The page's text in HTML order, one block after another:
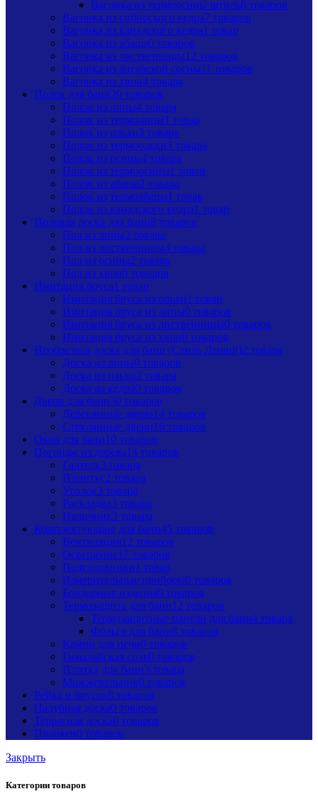
Вагонка из термоосины штиль8 товаров
Вагонка из сибирского кедра7 товаров
Вагонка из канадского кедра1 товар
Вагонка из абаша0 товаров
Вагонка из лиственницы12 товаров
Вагонка из ангарской сосны11 товаров
Вагонка из хвои4 товара
Полок для бани20 товаров
Полок из липы4 товара
Полок из термолипы1 товар
Полок из ольхи3 товара
Полок из термоольхи3 товара
Полок из осины4 товара
Полок из термоосины1 товар
Полок из абаша2 товара
Полок из термоабаша1 товар
Полок из канадского кедра1 товар
Половая доска для бани8 товаров
Пол из липы2 товара
Пол из лиственницы4 товара
Пол из осины2 товара
Пол из хвои0 товаров
Имитация бруса1 товар
Имитация бруса из ольхи1 товар
Имитация бруса из липы0 товаров
Имитация бруса из лиственницы0 товаров
Имитация бруса из хвои0 товаров
Необрезная доска для бани (Стиль Леший)2 товара
Доска из липы0 товаров
Доска из ольхи2 товара
Доска из кедра0 товаров
Двери для бани30 товаров
Деревянные двери14 товаров
Стеклянные двери16 товаров
Окна для бани10 товаров
Погонаж из дерева14 товаров
Галтель3 товара
Плинтус2 товара
Уголок3 товара
Раскладка3 товара
Наличник3 товара
Комплектующие для бани45 товаров
Вентиляция12 товаров
Освещение17 товаров
Подголовники1 товар
Измерительные приборы0 товаров
Бондарные изделия0 товаров
Термозащита для бани12 товаров
Термозащитные панели для бани4 товара
Фольга для бани8 товаров
Камни для печи0 товаров
Гималайская соль0 товаров
Плитка для бани3 товара
Можжевельник0 товаров
Рейка и брусок8 товаров
Палубная доска0 товаров
Террасная доска0 товаров
Планкен0 товаров
Закрыть
Категории товаров